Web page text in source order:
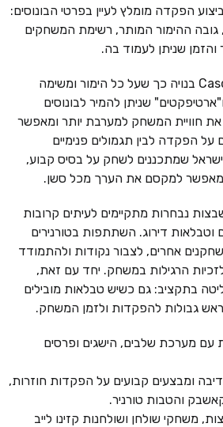
ביצוע הפקדה מומלץ לעיין בפרטי הבונוסים:
גובה ההימור המותר, רשימת המשחקים
שניתן לעמוד בה.
מערכת התגמולים של Casoo בנויה כך שעל כל הימור ומשימה
שניתן להמיר לבונוסים
את חוויית המשחק למערבת יותר ומאפשר
על הפקדה לבין תגמולים פנימיים
שמתכננים לשחק על בסיס קבוע,
למקסם את הערך מכל סשן.
נבחרות מתקיימים לעיתים קרובות
וטבלאות דירוג. השתתפות בטורנירים
אחרים, לצבור נקודות ולהתמודד
הרגילות במשחק. יחד עם זאת,
בתקציב: גם כשיש טבלאות מובילים
גבולות להפקדות ולזמן המשחק.
עם מערכת שלבים, הישגים ופרסים
ומבצעים קבועים על הפקדות חוזרות,
והטבות טורניר.
משחקי שולחן ושולחנות קזינו לייב